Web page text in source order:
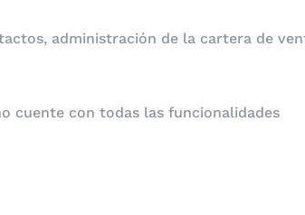
administración de la cartera de
cuente con todas las funcionalidades